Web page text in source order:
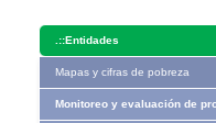
.::Entidades
Mapas y cifras de pobreza
Monitoreo y evaluación de